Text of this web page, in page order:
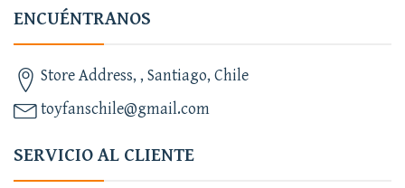
ENCUÉNTRANOS
Store Address, , Santiago, Chile
toyfanschile@gmail.com
SERVICIO AL CLIENTE